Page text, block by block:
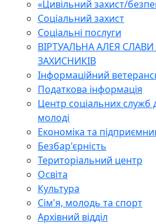
«Цивільний захист/
Соціальний захист
Соціальні послуги
ВІРТУАЛЬНА АЛЕЯ
ЗАХИСНИКІВ
Інформаційний
Податкова інформація
Центр соціальних служб
молоді
Економіка та
Безбар'єрність
Територіальний центр
Освіта
Культура
Сім'я, молодь та спорт
Архівний відділ